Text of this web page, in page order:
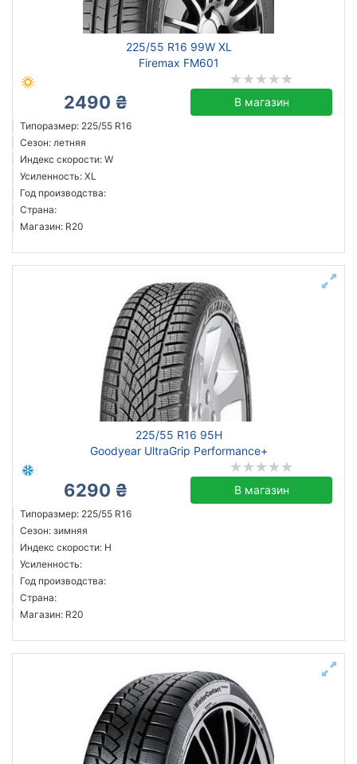
225/55 R16 99W XL
Firemax FM601
2490 ₴ В магазин
Типоразмер: 225/55 R16
Сезон: летняя
Индекс скорости: W
Усиленность: XL
Год производства:
Страна:
Магазин: R20
225/55 R16 95H
Goodyear UltraGrip Performance+
6290 ₴ В магазин
Типоразмер: 225/55 R16
Сезон: зимняя
Индекс скорости: H
Усиленность:
Год производства:
Страна:
Магазин: R20